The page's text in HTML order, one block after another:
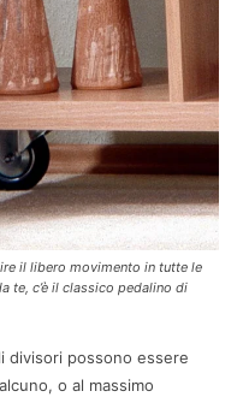
il libero movimento in tutte le
te, c’è il classico pedalino di
divisori possono essere
o al massimo